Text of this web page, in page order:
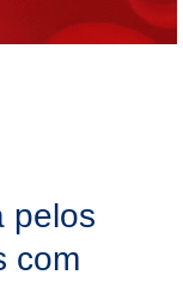
pelos
com